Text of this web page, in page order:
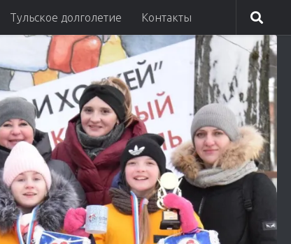
Тульское долголетие Контакты